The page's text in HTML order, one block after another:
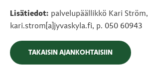
Lisätiedot: palvelupäällikkö Kari Ström,
kari.strom[a]jyvaskyla.fi, p. 050 60943
TAKAISIN AJANKOHTAISIIN